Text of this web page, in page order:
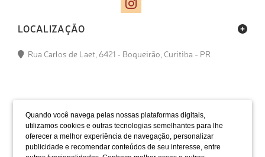
Quando você navega pelas nossas plataformas digitais,
utilizamos cookies e outras tecnologias semelhantes para lhe
oferecer a melhor experiência de navegação, personalizar
publicidade e recomendar conteúdos de seu interesse, entre
LOCALIZAÇÃO
Rua Carlos de Laet, 6421 - Boqueirão, Curitiba - PR